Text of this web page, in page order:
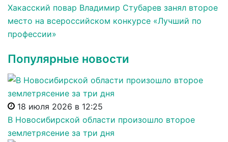
Хакасский повар Владимир Стубарев занял второе
место на всероссийском конкурсе «Лучший по
профессии»
Популярные новости
18 июля 2026 в 12:25
В Новосибирской области произошло второе
землетрясение за три дня